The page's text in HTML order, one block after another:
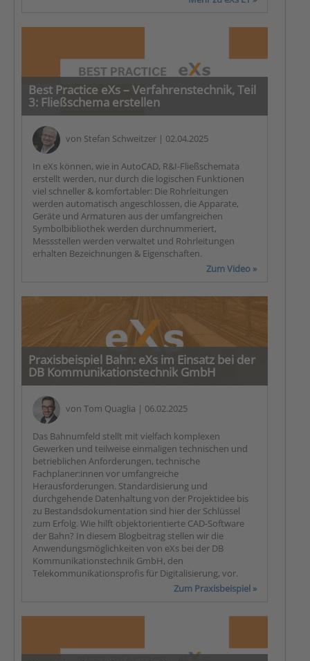
Best Practice eXs – Verfahrenstechnik, Teil
3: Fließschema erstellen
von Stefan Schweitzer | 02.04.2025
In eXs können, wie in AutoCAD, R&I-Fließschemata
erstellt werden, nur durch die logischen Funktionen
viel schneller & komfortabler: Die Rohrleitungen
werden automatisch angeschlossen, die Apparate,
Geräte und Armaturen aus der umfangreichen
Symbolbibliothek werden durchnummeriert,
Messstellen werden verwaltet und Rohrleitungen
erhalten Bezeichnungen & Eigenschaften.
Zum Video »
Praxisbeispiel Bahn: eXs im Einsatz bei der
DB Kommunikationstechnik GmbH
von Tom Quaglia | 06.02.2025
Das Bahnumfeld stellt mit vielfach komplexen
Gewerken und teilweise einmaligen technischen und
betrieblichen Anforderungen, technische
Fachplaner:innen vor umfangreiche
Herausforderungen. Standardisierung und
durchgehende Datenhaltung von der Projektidee bis
zu Bestandsdokumentation sind hier der Schlüssel
zum Erfolg. Wie hilft objektorientierte CAD-Software
der Bahn? In diesem Blogbeitrag stellen wir die
Anwendungsmöglichkeiten von eXs bei der DB
Kommunikationstechnik GmbH, den
Telekommunikationsprofis für Digitalisierung, vor.
Zum Praxisbeispiel »